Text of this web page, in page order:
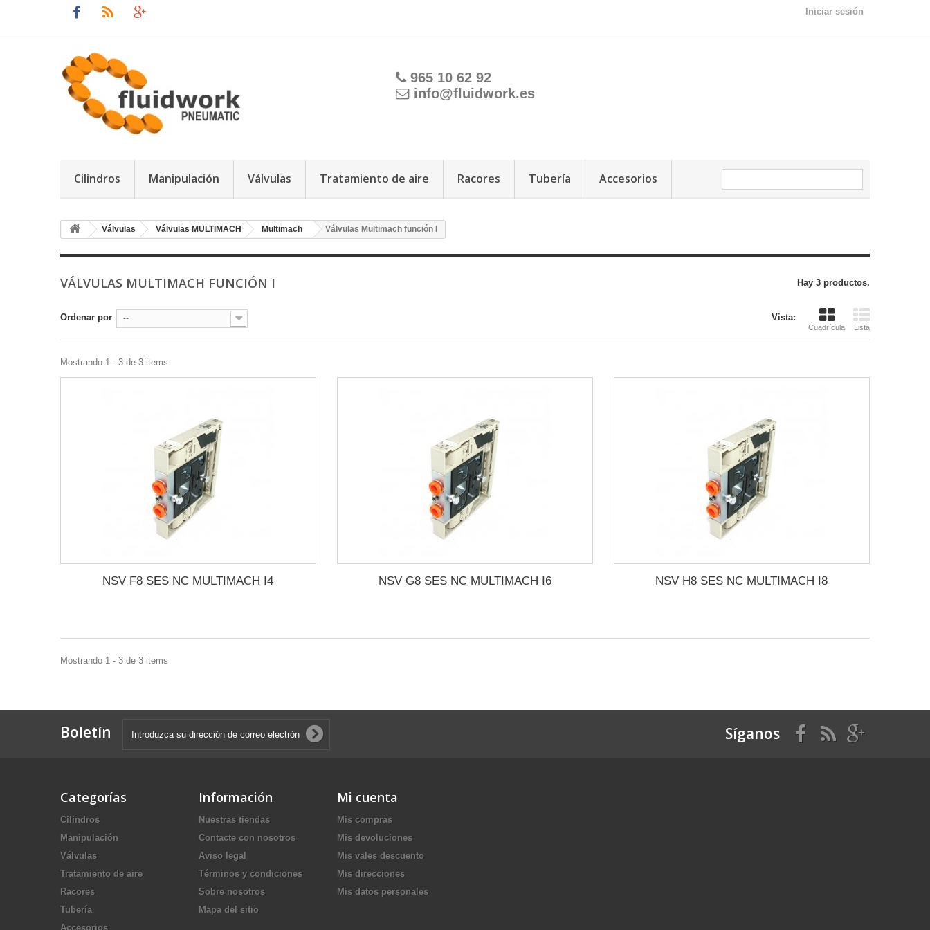
Iniciar sesión
965 10 62 92
info@fluidwork.es
Cilindros Manipulación Válvulas Tratamiento de aire Racores Tubería Accesorios
Válvulas Válvulas MULTIMACH Multimach Válvulas Multimach función I
VÁLVULAS MULTIMACH FUNCIÓN I Hay 3 productos.
Vista:
Cuadrícula Lista
Ordenar por --
Mostrando 1 - 3 de 3 items
NSV F8 SES NC MULTIMACH I4 NSV G8 SES NC MULTIMACH I6 NSV H8 SES NC MULTIMACH I8
Mostrando 1 - 3 de 3 items
Boletín Síganos
Categorías
Cilindros
Manipulación
Válvulas
Tratamiento de aire
Racores
Tubería
Accesorios
Información
Nuestras tiendas
Contacte con nosotros
Aviso legal
Términos y condiciones
Sobre nosotros
Mapa del sitio
Mi cuenta
Mis compras
Mis devoluciones
Mis vales descuento
Mis direcciones
Mis datos personales